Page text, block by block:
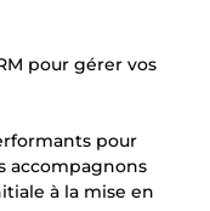
pour gérer vos
pour
accompagnons
à la mise en